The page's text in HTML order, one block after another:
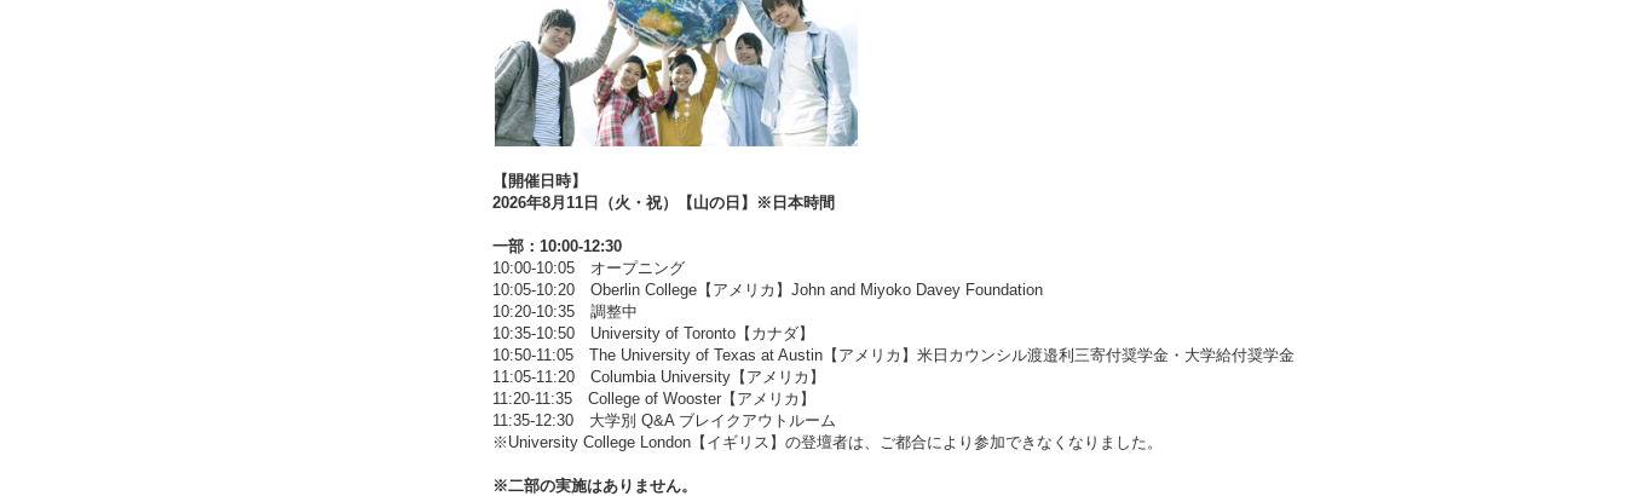
【開催日時】
2026年8月11日（火・祝）【山の日】※日本時間
一部：10:00-12:30
10:00-10:05 オープニング
10:05-10:20 Oberlin College【アメリカ】John and Miyoko Davey Foundation
10:20-10:35 調整中
10:35-10:50 University of Toronto【カナダ】
10:50-11:05 The University of Texas at Austin【アメリカ】米日カウンシル渡邉利三寄付奨学金・大学給付奨学金
11:05-11:20 Columbia University【アメリカ】
11:20-11:35 College of Wooster【アメリカ】
11:35-12:30 大学別 Q&A ブレイクアウトルーム
※University College London【イギリス】の登壇者は、ご都合により参加できなくなりました。
※二部の実施はありません。